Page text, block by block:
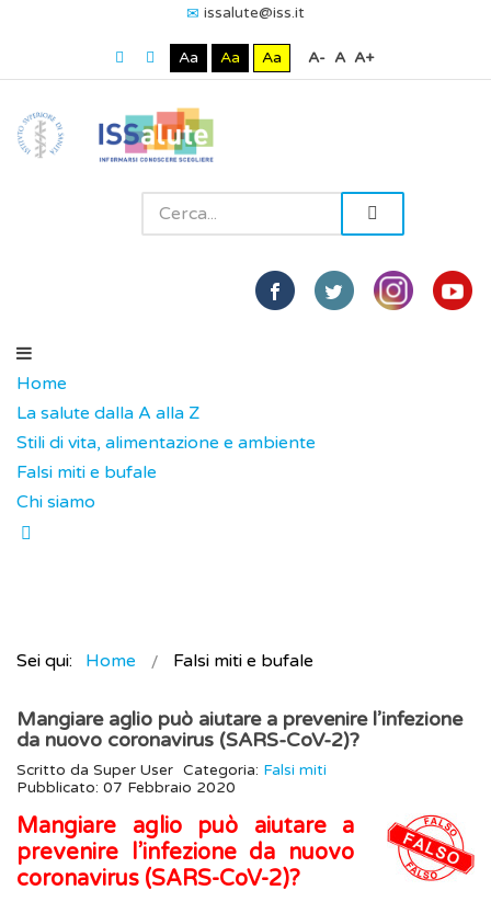
issalute@iss.it
Aa Aa Aa A- A A+
Home
La salute dalla A alla Z
Stili di vita, alimentazione e ambiente
Falsi miti e bufale
Chi siamo
Sei qui: Home Falsi miti e bufale
Mangiare aglio può aiutare a prevenire l’infezione
da nuovo coronavirus (SARS-CoV-2)?
Scritto da Super User Categoria: Falsi miti
Pubblicato: 07 Febbraio 2020
Mangiare aglio può aiutare a
prevenire l’infezione da nuovo
coronavirus (SARS-CoV-2)?